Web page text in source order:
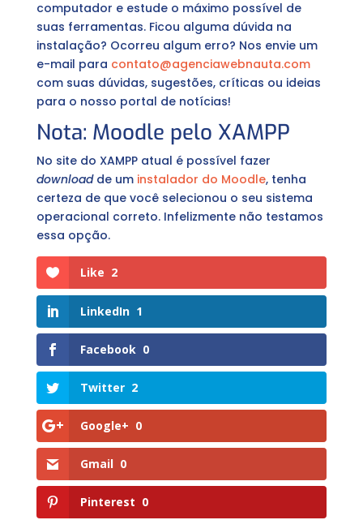
computador e estude o máximo possível de
suas ferramentas. Ficou alguma dúvida na
instalação? Ocorreu algum erro? Nos envie um
e-mail para contato@agenciawebnauta.com
com suas dúvidas, sugestões, críticas ou ideias
para o nosso portal de notícias!
Nota: Moodle pelo XAMPP
No site do XAMPP atual é possível fazer
downloadde um instalador do Moodle, tenha
certeza de que você selecionou o seu sistema
operacional correto. Infelizmente não testamos
essa opção.
Like 2
LinkedIn 1
Facebook 0
Twitter 2
Google+ 0
Gmail 0
Pinterest 0